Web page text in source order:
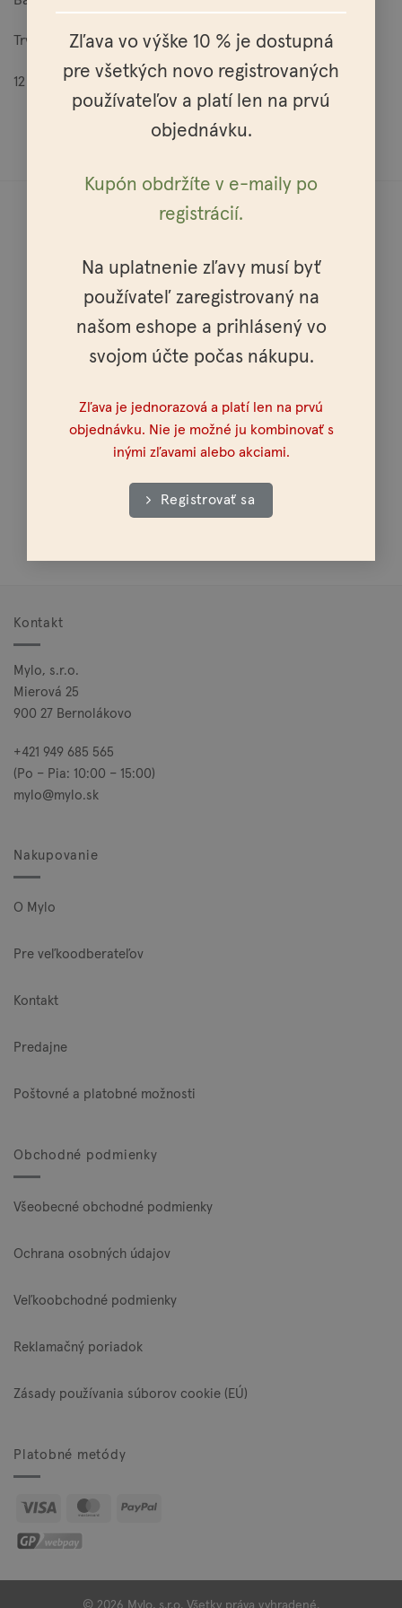
Zľava vo výške 10 % je dostupná
pre všetkých novo registrovaných
používateľov a platí len na prvú
objednávku.
Kupón obdržíte v e-maily po
registrácií.
Na uplatnenie zľavy musí byť
používateľ zaregistrovaný na
našom eshope a prihlásený vo
svojom účte počas nákupu.
Zľava je jednorazová a platí len na prvú
objednávku. Nie je možné ju kombinovať s
inými zľavami alebo akciami.
Registrovať sa
Trvanlivosť:
12 mesiacov od dátumu výroby.
Doprava do celej Európy
Osobné vyzdvihnutie možné v celej SR a ČR
Kontakt
Mylo, s.r.o.
Mierová 25
900 27 Bernolákovo
+421 949 685 565
(Po – Pia: 10:00 – 15:00)
mylo@mylo.sk
Nakupovanie
O Mylo
Pre veľkoodberateľov
Kontakt
Predajne
Poštovné a platobné možnosti
Obchodné podmienky
Všeobecné obchodné podmienky
Ochrana osobných údajov
Veľkoobchodné podmienky
Reklamačný poriadok
Zásady používania súborov cookie (EÚ)
Platobné metódy
Visa MasterCardPayPal